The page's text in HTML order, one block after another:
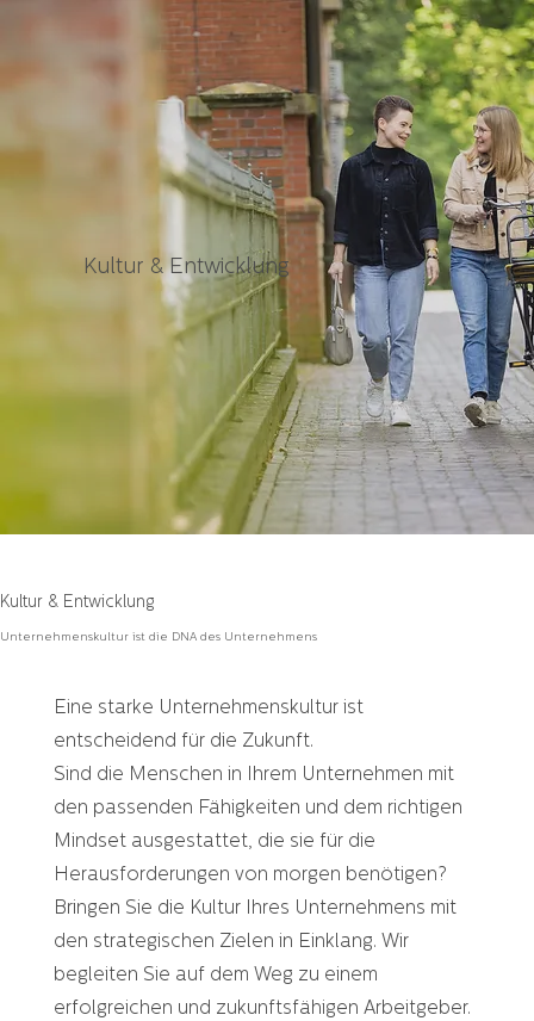
Kultur & Entwicklung
Kultur & Entwicklung
Unternehmenskultur ist die DNA des Unternehmens
Eine starke Unternehmenskultur ist
entscheidend für die Zukunft.
Sind die Menschen in Ihrem Unternehmen mit
den passenden Fähigkeiten und dem richtigen
Mindset ausgestattet, die sie für die
Herausforderungen von morgen benötigen?
Bringen Sie die Kultur Ihres Unternehmens mit
den strategischen Zielen in Einklang. Wir
begleiten Sie auf dem Weg zu einem
erfolgreichen und zukunftsfähigen Arbeitgeber.